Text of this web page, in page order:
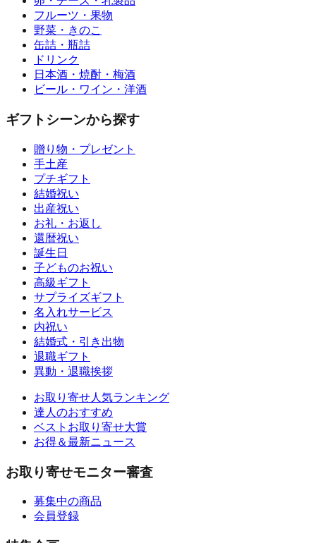
フルーツ・果物
野菜・きのこ
缶詰・瓶詰
ドリンク
日本酒・焼酎・梅酒
ビール・ワイン・洋酒
ギフトシーンから探す
贈り物・プレゼント
手土産
プチギフト
結婚祝い
出産祝い
お礼・お返し
還暦祝い
誕生日
子どものお祝い
高級ギフト
サプライズギフト
名入れサービス
内祝い
結婚式・引き出物
退職ギフト
異動・退職挨拶
お取り寄せ人気ランキング
達人のおすすめ
ベストお取り寄せ大賞
お得＆最新ニュース
お取り寄せモニター審査
募集中の商品
会員登録